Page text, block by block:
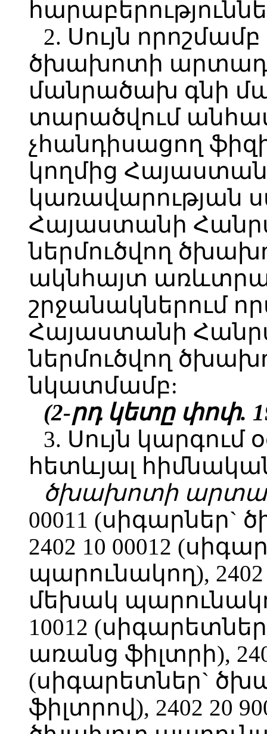
2. Սույն
ծխախոտի
մանրածախ գնի
տարածվում
չհանդիսացող
կողմից
կառավարության
Հայաստանի
ներմուծվող
ակնհայտ
շրջանակներում
Հայաստանի
ներմուծվող
նկատմամբ:
(2-րդ կետը փոփ.
3. Սույն կարգում
հետևյալ
ծխախոտի
00011
2402 10 00012
պարունակող),
մեխակ
10012
առանց ֆիլտրի),
(սիգարետներ`
ֆիլտրով), 2402 20